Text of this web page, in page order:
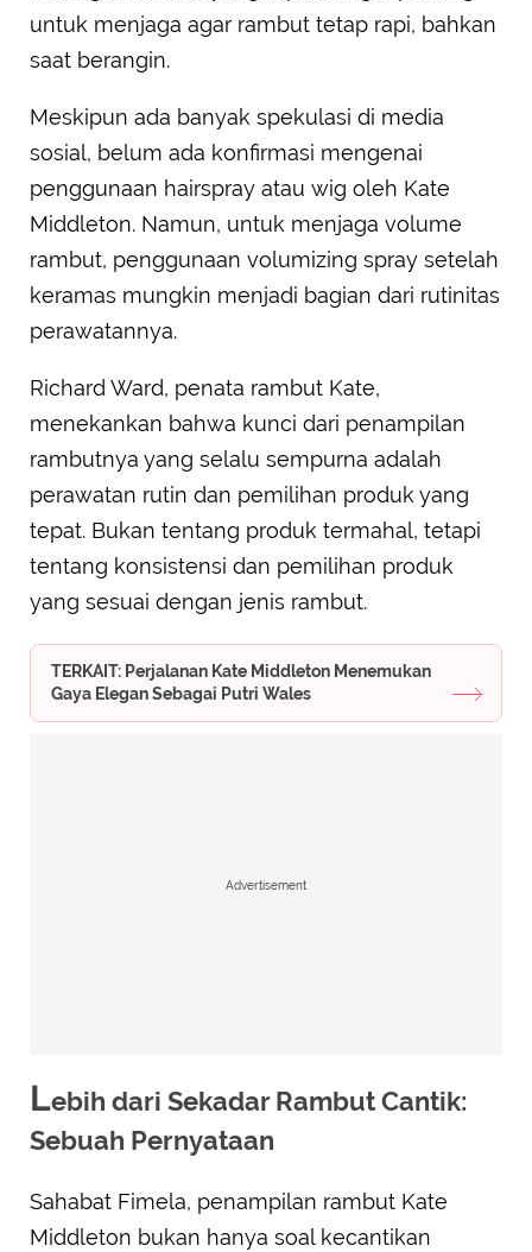
untuk menjaga agar rambut tetap rapi, bahkan
saat berangin.
Meskipun ada banyak spekulasi di media
sosial, belum ada konfirmasi mengenai
penggunaan hairspray atau wig oleh Kate
Middleton. Namun, untuk menjaga volume
rambut, penggunaan volumizing spray setelah
keramas mungkin menjadi bagian dari rutinitas
perawatannya.
Richard Ward, penata rambut Kate,
menekankan bahwa kunci dari penampilan
rambutnya yang selalu sempurna adalah
perawatan rutin dan pemilihan produk yang
tepat. Bukan tentang produk termahal, tetapi
tentang konsistensi dan pemilihan produk
yang sesuai dengan jenis rambut.
TERKAIT: Perjalanan Kate Middleton Menemukan
Gaya Elegan Sebagai Putri Wales
Advertisement
Lebih dari Sekadar Rambut Cantik:
Sebuah Pernyataan
Sahabat Fimela, penampilan rambut Kate
Middleton bukan hanya soal kecantikan